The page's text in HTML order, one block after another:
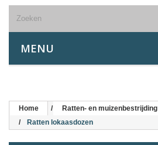
MENU
Home Ratten- en muizenbestrijding
Ratten lokaasdozen